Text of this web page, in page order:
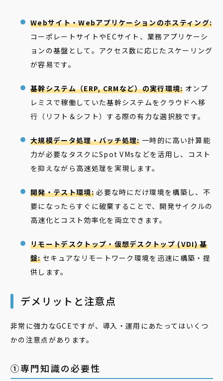
Webサイト・Webアプリケーションのホスティング:
コーポレートサイトやECサイト、業務アプリケーシ
ョンの基盤として。アクセス数に応じたスケーリング
が容易です。
基幹システム（ERP, CRMなど）の実行環境:オンプ
レミスで稼働していた基幹システムをクラウドへ移
行（リフト＆シフト）する際の有力な選択肢です。
大規模データ処理・バッチ処理:一時的に高い計算能
力が必要なタスクにSpot VMsなどを活用し、コスト
を抑えながら高速処理を実現します。
開発・テスト環境:必要な時にだけ環境を構築し、不
要になったらすぐに破棄することで、開発サイクルの
高速化とコスト効率化を両立できます。
リモートデスクトップ・仮想デスクトップ (VDI) 基
盤:セキュアなリモートワーク環境を迅速に構築・提
供します。
デメリットと注意点
非常に強力なGCEですが、導入・運用にあたってはいくつ
かの注意点があります。
①専門知識の必要性